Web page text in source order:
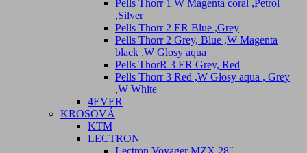
Pells Thorr 1 W Magenta coral ,Petrol
,Silver
Pells Thorr 2 ER Blue ,Grey
Pells Thorr 2 Grey, Blue ,W Magenta
black ,W Glosy aqua
Pells ThorR 3 ER Grey, Red
Pells Thorr 3 Red ,W Glosy aqua , Grey
,W White
4EVER
KROSOVÁ
KTM
LECTRON